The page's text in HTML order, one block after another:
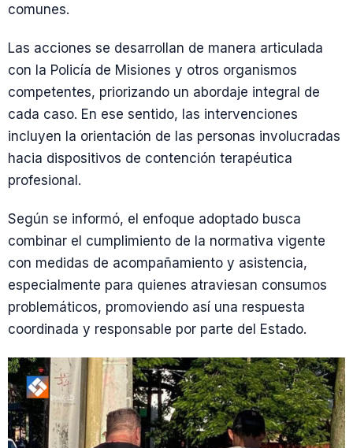
comunes.
Las acciones se desarrollan de manera articulada
con la Policía de Misiones y otros organismos
competentes, priorizando un abordaje integral de
cada caso. En ese sentido, las intervenciones
incluyen la orientación de las personas involucradas
hacia dispositivos de contención terapéutica
profesional.
Según se informó, el enfoque adoptado busca
combinar el cumplimiento de la normativa vigente
con medidas de acompañamiento y asistencia,
especialmente para quienes atraviesan consumos
problemáticos, promoviendo así una respuesta
coordinada y responsable por parte del Estado.